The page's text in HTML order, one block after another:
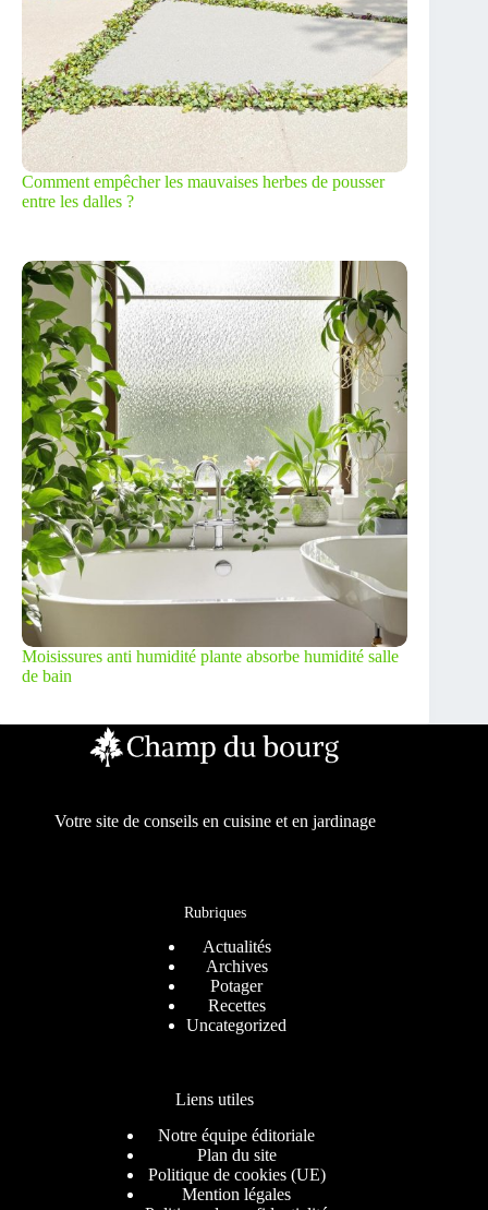
Comment empêcher les mauvaises herbes de pousser
entre les dalles ?
Moisissures anti humidité plante absorbe humidité salle
de bain
Votre site de conseils en cuisine et en jardinage
Rubriques
Actualités
Archives
Potager
Recettes
Uncategorized
Liens utiles
Notre équipe éditoriale
Plan du site
Politique de cookies (UE)
Mention légales